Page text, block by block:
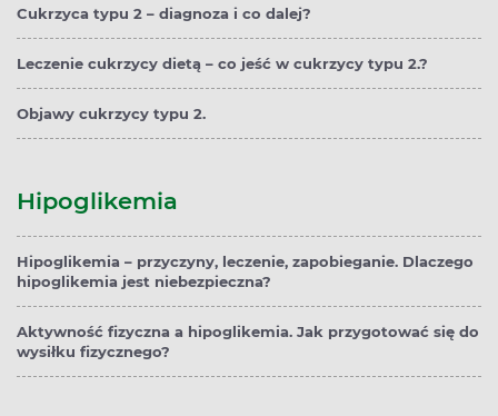
Cukrzyca typu 2 – diagnoza i co dalej?
Leczenie cukrzycy dietą – co jeść w cukrzycy typu 2.?
Objawy cukrzycy typu 2.
Hipoglikemia
Hipoglikemia – przyczyny, leczenie, zapobieganie. Dlaczego
hipoglikemia jest niebezpieczna?
Aktywność fizyczna a hipoglikemia. Jak przygotować się do
wysiłku fizycznego?